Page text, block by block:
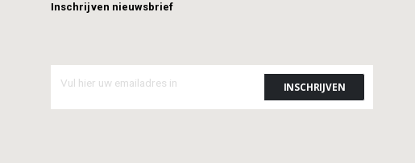
Inschrijven nieuwsbrief